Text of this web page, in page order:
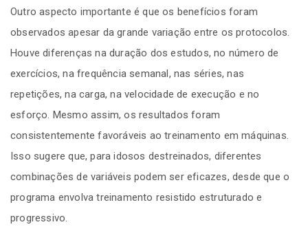
Outro aspecto importante é que os benefícios foram
observados apesar da grande variação entre os protocolos.
Houve diferenças na duração dos estudos, no número de
exercícios, na frequência semanal, nas séries, nas
repetições, na carga, na velocidade de execução e no
esforço. Mesmo assim, os resultados foram
consistentemente favoráveis ao treinamento em máquinas.
Isso sugere que, para idosos destreinados, diferentes
combinações de variáveis podem ser eficazes, desde que o
programa envolva treinamento resistido estruturado e
progressivo.